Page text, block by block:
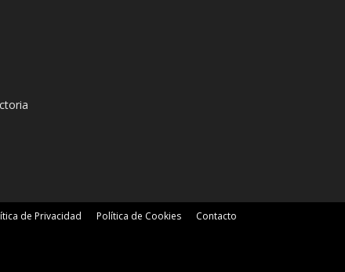
de Privacidad Política de Cookies Contacto